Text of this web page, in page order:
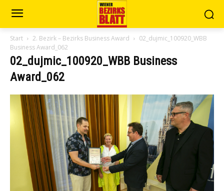
Start 2. Bezirk – Bezirks Business Award
02_dujmic_100920_WBB
Business Award_062
02_dujmic_100920_WBB Business
Award_062